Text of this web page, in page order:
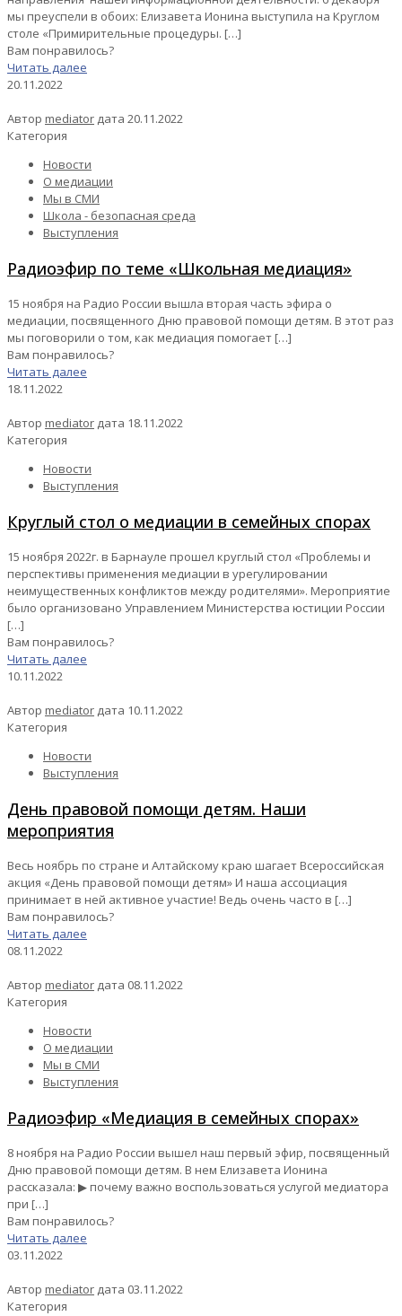
мы преуспели в обоих: Елизавета Ионина выступила на Круглом
столе «Примирительные процедуры. […]
Вам понравилось?
Читать далее
20.11.2022
Автор mediator дата 20.11.2022
Категория
Новости
О медиации
Мы в СМИ
Школа - безопасная среда
Выступления
Радиоэфир по теме «Школьная медиация»
15 ноября на Радио России вышла вторая часть эфира о
медиации, посвященного Дню правовой помощи детям. В этот раз
мы поговорили о том, как медиация помогает […]
Вам понравилось?
Читать далее
18.11.2022
Автор mediator дата 18.11.2022
Категория
Новости
Выступления
Круглый стол о медиации в семейных спорах
15 ноября 2022г. в Барнауле прошел круглый стол «Проблемы и
перспективы применения медиации в урегулировании
неимущественных конфликтов между родителями». Мероприятие
было организовано Управлением Министерства юстиции России
[…]
Вам понравилось?
Читать далее
10.11.2022
Автор mediator дата 10.11.2022
Категория
Новости
Выступления
День правовой помощи детям. Наши
мероприятия
Весь ноябрь по стране и Алтайскому краю шагает Всероссийская
акция «День правовой помощи детям» И наша ассоциация
принимает в ней активное участие! Ведь очень часто в […]
Вам понравилось?
Читать далее
08.11.2022
Автор mediator дата 08.11.2022
Категория
Новости
О медиации
Мы в СМИ
Выступления
Радиоэфир «Медиация в семейных спорах»
8 ноября на Радио России вышел наш первый эфир, посвященный
Дню правовой помощи детям. В нем Елизавета Ионина
рассказала: ▶ почему важно воспользоваться услугой медиатора
при […]
Вам понравилось?
Читать далее
03.11.2022
Автор mediator дата 03.11.2022
Категория